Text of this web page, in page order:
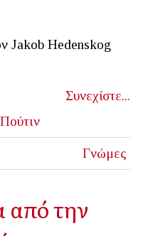
Jakob Hedenskog
Συνεχίστε...
Πούτιν
Γνώμες
από την